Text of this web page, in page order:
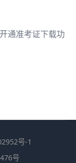
通准考证下载功
号-1
号